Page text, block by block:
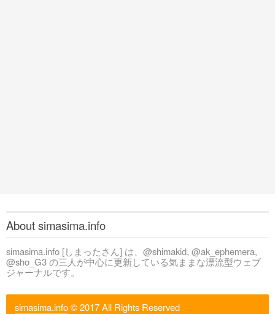
About simasima.info
simasima.info [しまったさん] は、@shimakid, @ak_ephemera,
@sho_G3 の三人が中心に更新している気ままな漂流型ウェブ
ジャーナルです。
simasima.info© 2017 All Rights Reserved